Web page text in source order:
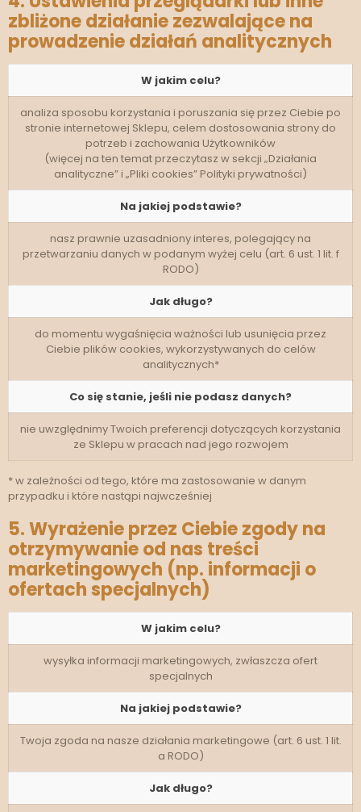
zbliżone działanie zezwalające na
prowadzenie działań analitycznych
W jakim celu?
analiza sposobu korzystania i poruszania się przez Ciebie po
stronie internetowej Sklepu, celem dostosowania strony do
potrzeb i zachowania Użytkowników
(więcej na ten temat przeczytasz w sekcji „Działania
analityczne” i „Pliki cookies” Polityki prywatności)
Na jakiej podstawie?
nasz prawnie uzasadniony interes, polegający na
przetwarzaniu danych w podanym wyżej celu (art. 6 ust. 1 lit. f
RODO)
Jak długo?
do momentu wygaśnięcia ważności lub usunięcia przez
Ciebie plików cookies, wykorzystywanych do celów
analitycznych*
Co się stanie, jeśli nie podasz danych?
nie uwzględnimy Twoich preferencji dotyczących korzystania
ze Sklepu w pracach nad jego rozwojem
* w zależności od tego, które ma zastosowanie w danym
przypadku i które nastąpi najwcześniej
5. Wyrażenie przez Ciebie zgody na
otrzymywanie od nas treści
marketingowych (np. informacji o
ofertach specjalnych)
W jakim celu?
wysyłka informacji marketingowych, zwłaszcza ofert
specjalnych
Na jakiej podstawie?
Twoja zgoda na nasze działania marketingowe (art. 6 ust. 1 lit.
a RODO)
Jak długo?